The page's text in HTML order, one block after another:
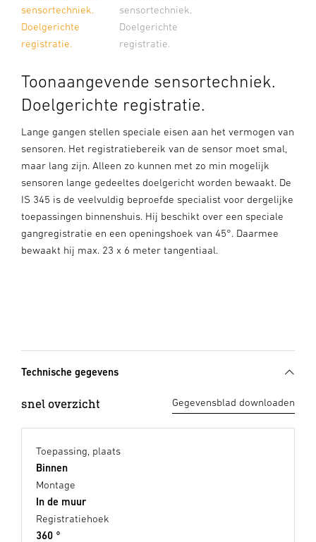
sensortechniek.
Doelgerichte
registratie.
sensortechniek.
Doelgerichte
registratie.
Toonaangevende sensortechniek.
Doelgerichte registratie.
Lange gangen stellen speciale eisen aan het vermogen van
sensoren. Het registratiebereik van de sensor moet smal,
maar lang zijn. Alleen zo kunnen met zo min mogelijk
sensoren lange gedeeltes doelgericht worden bewaakt. De
IS 345 is de veelvuldig beproefde specialist voor dergelijke
toepassingen binnenshuis. Hij beschikt over een speciale
gangregistratie en een openingshoek van 45°. Daarmee
bewaakt hij max. 23 x 6 meter tangentiaal.
Technische gegevens
snel overzicht Gegevensblad downloaden
Toepassing, plaats
Binnen
Montage
In de muur
Registratiehoek
360 °